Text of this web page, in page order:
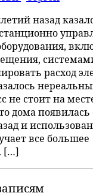
назад
расход
не стоит на
дома появилась
и
все большее
[…]